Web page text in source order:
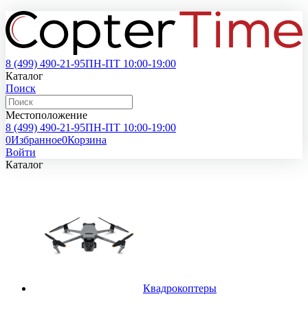
8 (499) 490-21-95ПН-ПТ 10:00-19:00
Каталог
Поиск
Местоположение
8 (499) 490-21-95ПН-ПТ 10:00-19:00
0Избранное0Корзина
Войти
Каталог
Квадрокоптеры